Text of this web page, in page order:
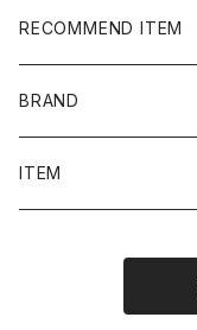
RECOMMEND ITEM
BRAND
NIKE
ITEM